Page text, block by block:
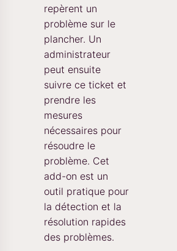
repèrent un
problème sur le
plancher. Un
administrateur
peut ensuite
suivre ce ticket et
prendre les
mesures
nécessaires pour
résoudre le
problème. Cet
add-on est un
outil pratique pour
la détection et la
résolution rapides
des problèmes.